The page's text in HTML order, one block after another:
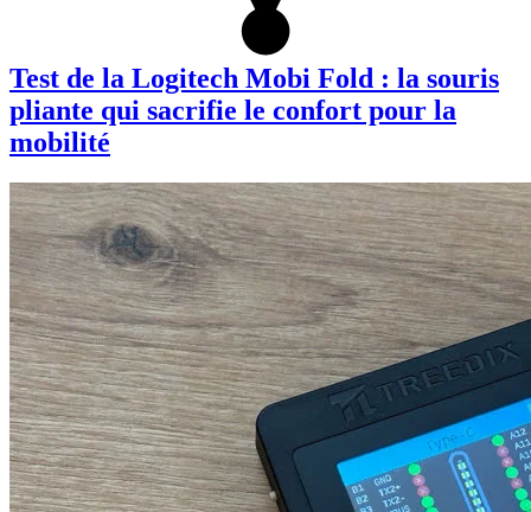
Test de la Logitech Mobi Fold : la souris
pliante qui sacrifie le confort pour la
mobilité